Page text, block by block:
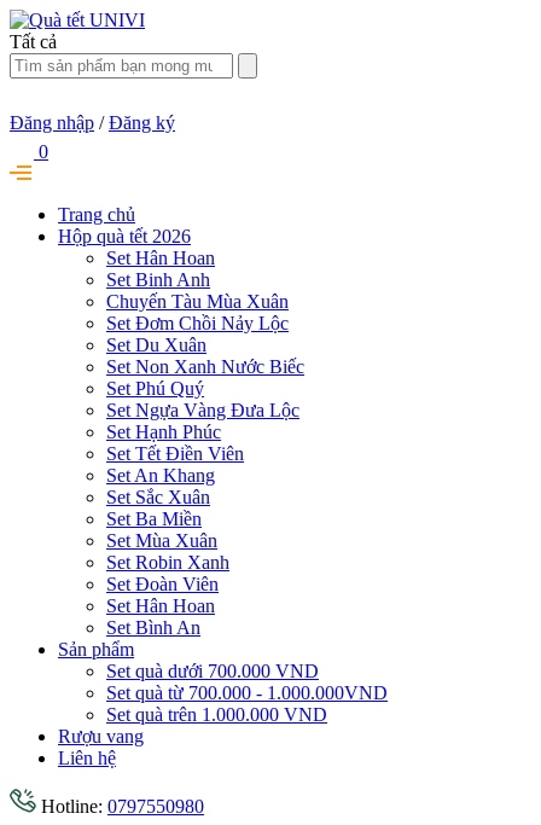
Tất cả
Đăng nhập / Đăng ký
0
Trang chủ
Hộp quà tết 2026
Set Hân Hoan
Set Binh Anh
Chuyến Tàu Mùa Xuân
Set Đơm Chồi Nảy Lộc
Set Du Xuân
Set Non Xanh Nước Biếc
Set Phú Quý
Set Ngựa Vàng Đưa Lộc
Set Hạnh Phúc
Set Tết Điền Viên
Set An Khang
Set Sắc Xuân
Set Ba Miền
Set Mùa Xuân
Set Robin Xanh
Set Đoàn Viên
Set Hân Hoan
Set Bình An
Sản phẩm
Set quà dưới 700.000 VND
Set quà từ 700.000 - 1.000.000VND
Set quà trên 1.000.000 VND
Rượu vang
Liên hệ
Hotline: 0797550980